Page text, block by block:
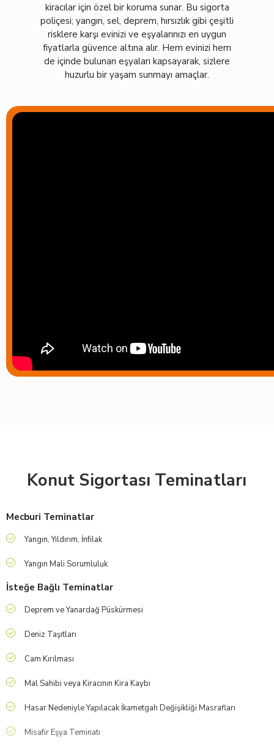
kiracılar için özel bir koruma sunar. Bu sigorta
poliçesi; yangın, sel, deprem, hırsızlık gibi çeşitli
risklere karşı evinizi ve eşyalarınızı en uygun
fiyatlarla güvence altına alır. Hem evinizi hem
de içinde bulunan eşyaları kapsayarak, sizlere
huzurlu bir yaşam sunmayı amaçlar.
Konut Sigortası Teminatları
Mecburi Teminatlar
Yangın, Yıldırım, İnfilak
Yangın Mali Sorumluluk
İsteğe Bağlı Teminatlar
Deprem ve Yanardağ Püskürmesi
Deniz Taşıtları
Cam Kırılması
Mal Sahibi veya Kiracının Kira Kaybı
Hasar Nedeniyle Yapılacak İkametgah Değişikliği Masrafları
Misafir Eşya Teminatı